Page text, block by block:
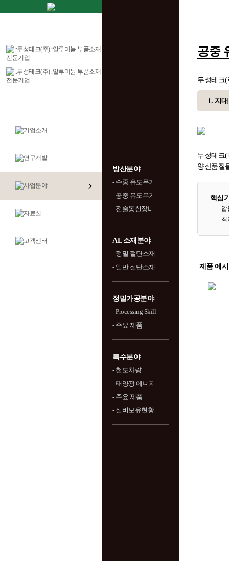
방산분야
- 수중 유도무기
- 공중 유도무기
- 전술통신장비
AL 소재분야
- 정밀 절단소재
- 일반 절단소재
정밀가공분야
- Processing Skill
- 주요 제품
특수분야
- 철도차량
- 태양광 에너지
- 주요 제품
- 설비보유현황
공중
두성테크
1. 지
두성테크
양산품질
핵심
- 압
- 최
제품 예시